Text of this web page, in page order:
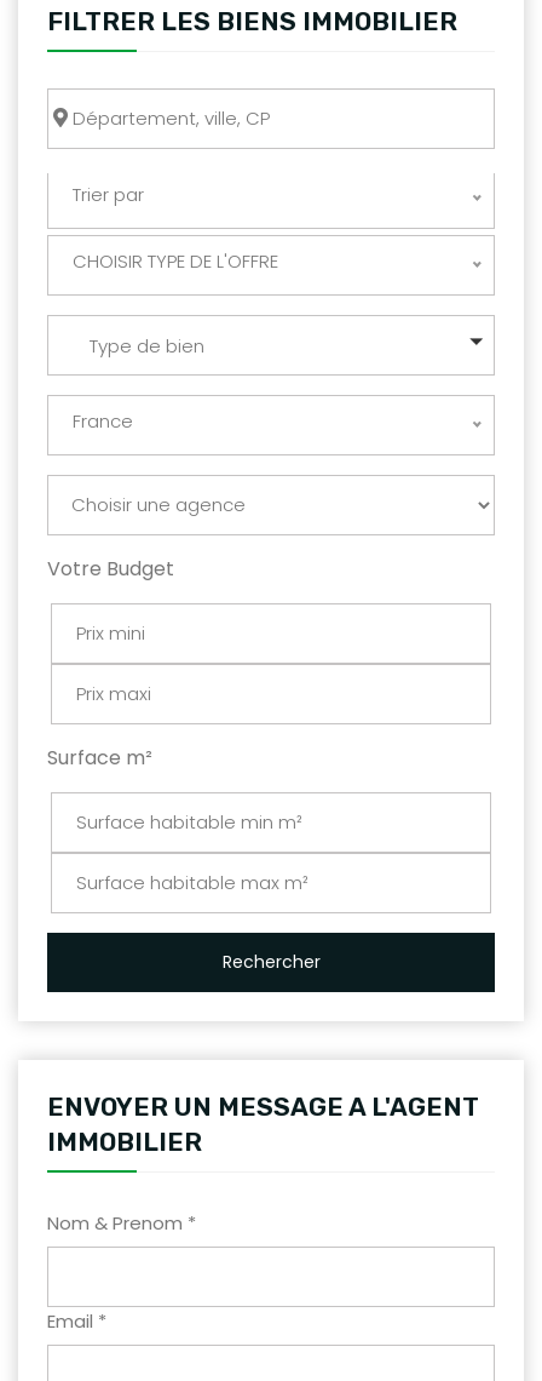
FILTRER LES BIENS IMMOBILIER
Trier par
CHOISIR TYPE DE L'OFFRE
Type de bien
France
Votre Budget
Surface m²
Rechercher
ENVOYER UN MESSAGE A L'AGENT
IMMOBILIER
Nom & Prenom *
Email *